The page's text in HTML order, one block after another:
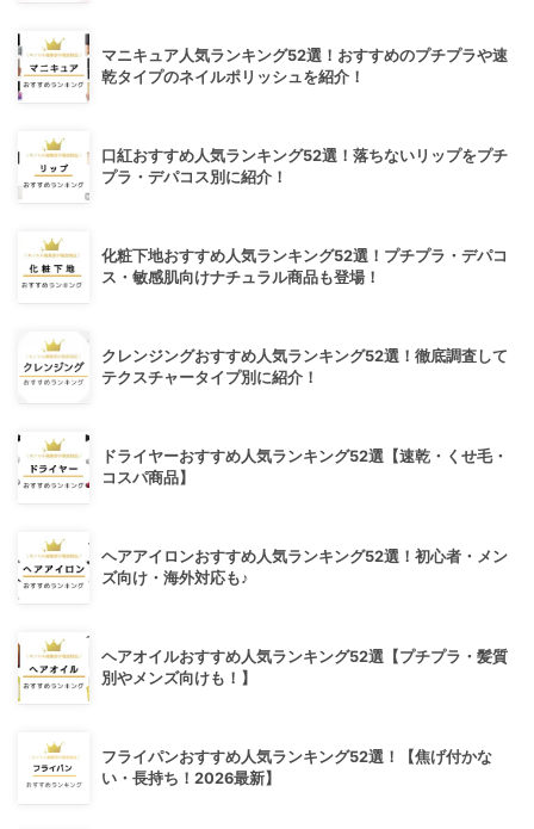
マニキュア人気ランキング52選！おすすめのプチプラや速
乾タイプのネイルポリッシュを紹介！
口紅おすすめ人気ランキング52選！落ちないリップをプチ
プラ・デパコス別に紹介！
化粧下地おすすめ人気ランキング52選！プチプラ・デパコ
ス・敏感肌向けナチュラル商品も登場！
クレンジングおすすめ人気ランキング52選！徹底調査して
テクスチャータイプ別に紹介！
ドライヤーおすすめ人気ランキング52選【速乾・くせ毛・
コスパ商品】
ヘアアイロンおすすめ人気ランキング52選！初心者・メン
ズ向け・海外対応も♪
ヘアオイルおすすめ人気ランキング52選【プチプラ・髪質
別やメンズ向けも！】
フライパンおすすめ人気ランキング52選！【焦げ付かな
い・長持ち！2026最新】